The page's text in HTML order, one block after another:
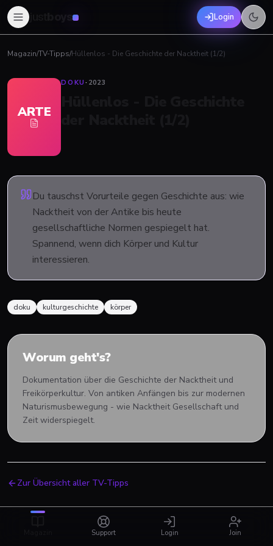
boys Login
Magazin/TV-Tipps/Hüllenlos - Die Geschichte der Nacktheit (1/2)
ARTE
DOKU· 2023
Du tauschst Vorurteile gegen Geschichte aus: wie
Nacktheit von der Antike bis heute
gesellschaftliche Normen gespiegelt hat.
Spannend, wenn dich Körper und Kultur
interessieren.
doku kulturgeschichte körper
Worum geht's?
Dokumentation über die Geschichte der Nacktheit und
Freikörperkultur. Von antiken Anfängen bis zur modernen
Naturismusbewegung - wie Nacktheit Gesellschaft und
Zeit widerspiegelt.
Zur Übersicht aller TV-Tipps
Support Login Join